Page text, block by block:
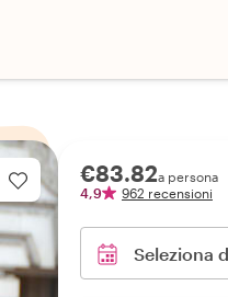
€83.82a persona
4,9
962 recensioni
Seleziona